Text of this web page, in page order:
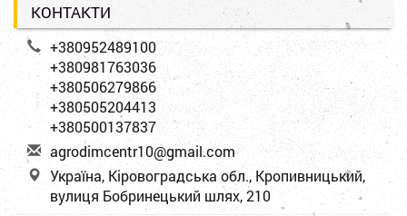
КОНТАКТИ
+380952489100
+380981763036
+380506279866
+380505204413
+380500137837
agrodimcentr10@gmail.com
Україна, Кіровоградська обл., Кропивницький,
вулиця Бобринецький шлях, 210